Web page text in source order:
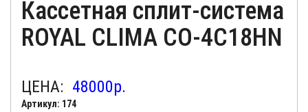
Кассетная сплит-система
ROYAL CLIMA CO-4C18HN
ЦЕНА: 48000р.
Артикул: 174